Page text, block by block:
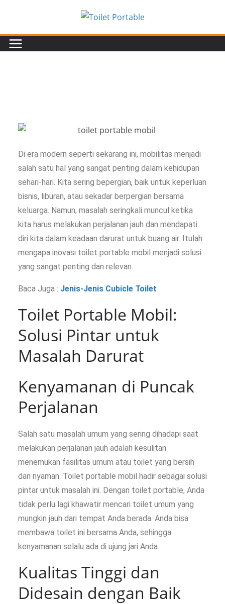
Di era modern seperti sekarang ini, mobilitas menjadi
salah satu hal yang sangat penting dalam kehidupan
sehari-hari. Kita sering bepergian, baik untuk keperluan
bisnis, liburan, atau sekadar berpergian bersama
keluarga. Namun, masalah seringkali muncul ketika
kita harus melakukan perjalanan jauh dan mendapati
diri kita dalam keadaan darurat untuk buang air. Itulah
mengapa inovasi toilet portable mobil menjadi solusi
yang sangat penting dan relevan.
Baca Juga : Jenis-Jenis Cubicle Toilet
Toilet Portable Mobil:
Solusi Pintar untuk
Masalah Darurat
Kenyamanan di Puncak
Perjalanan
Salah satu masalah umum yang sering dihadapi saat
melakukan perjalanan jauh adalah kesulitan
menemukan fasilitas umum atau toilet yang bersih
dan nyaman. Toilet portable mobil hadir sebagai solusi
pintar untuk masalah ini. Dengan toilet portable, Anda
tidak perlu lagi khawatir mencari toilet umum yang
mungkin jauh dari tempat Anda berada. Anda bisa
membawa toilet ini bersama Anda, sehingga
kenyamanan selalu ada di ujung jari Anda.
Kualitas Tinggi dan
Didesain dengan Baik